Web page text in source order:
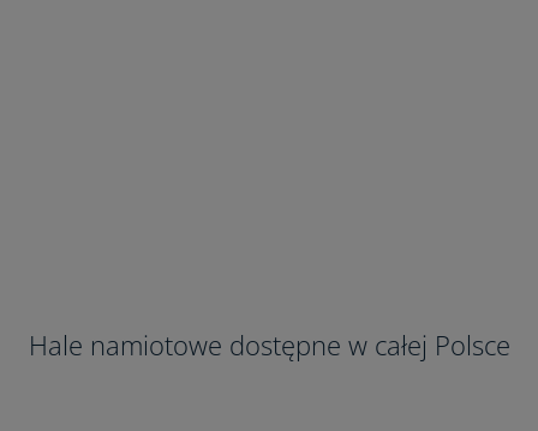
Hale namiotowe dostępne w całej Polsce